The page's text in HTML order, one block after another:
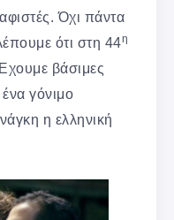
Όχι πάντα
ότι στη 44η
βάσιμες
γόνιμο
η ελληνική